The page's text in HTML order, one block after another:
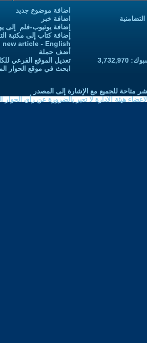
اضافة موضوع جديد
اضافة خبر
إضافة يوتيوب-فلم إلى
إضافة كتاب إلى مكتبة
new article - English
أضف حملة
تعديل الموقع الفرعي
ابحث في موقع الحوار
متاحة للجميع مع الإشارة إلى المصدر
هيئة الادارة لا تعبر بالضرورة عن رأي الحوار